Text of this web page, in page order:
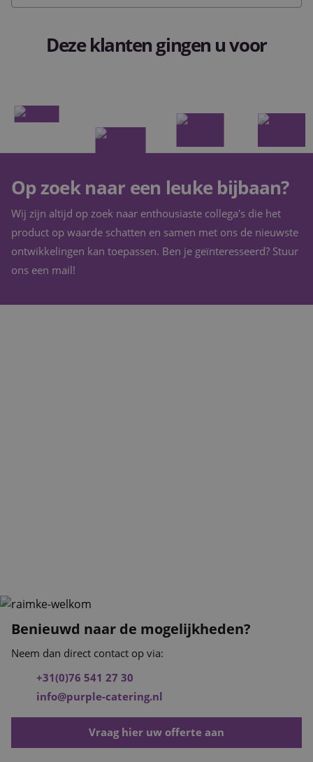
Deze klanten gingen u voor
Op zoek naar een leuke bijbaan?
Wij zijn altijd op zoek naar enthousiaste collega's die het
product op waarde schatten en samen met ons de nieuwste
ontwikkelingen kan toepassen. Ben je geïnteresseerd? Stuur
ons een mail!
Benieuwd naar de mogelijkheden?
Neem dan direct contact op via:
+31(0)76 541 27 30
info@purple-catering.nl
Vraag hier uw offerte aan